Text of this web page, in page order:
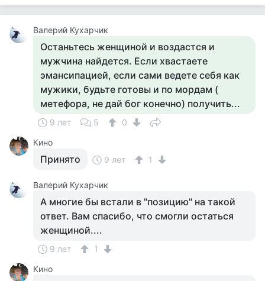
Валерий Кухарчик
Останьтесь женщиной и воздастся и
мужчина найдется. Если хвастаете
эмансипацией, если сами ведете себя как
мужики, будьте готовы и по мордам (
метефора, не дай бог конечно) получить...
9 лет 5
0
Кино
Принято 9 лет 1
Валерий Кухарчик
А многие бы встали в "позицию" на такой
ответ. Вам спасибо, что смогли остаться
женщиной....
9 лет
1
Кино